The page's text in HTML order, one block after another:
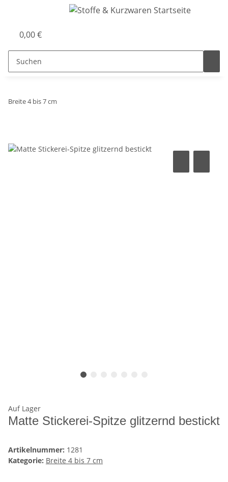
0,00 €
Breite 4 bis 7 cm
Auf Lager
Matte Stickerei-Spitze glitzernd bestickt
Artikelnummer: 1281
Kategorie: Breite 4 bis 7 cm